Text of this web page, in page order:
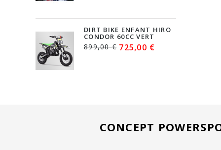
DIRT BIKE ENFANT HIRO
CONDOR 60CC VERT
725,00 €
899,00 €
CONCEPT